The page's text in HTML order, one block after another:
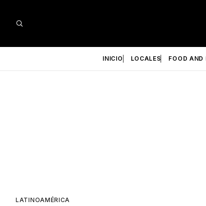
INICIO LOCALES FOOD AND
LATINOAMÉRICA